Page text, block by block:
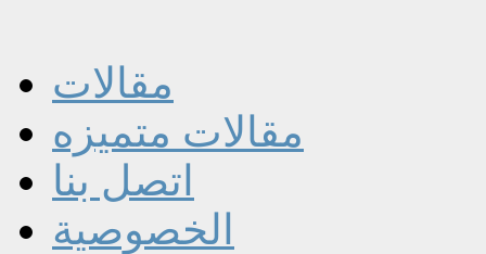
مقالات
مقالات متميزه
اتصل بنا
الخصوصية